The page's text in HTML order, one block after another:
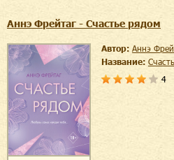
Аннэ Фрейтаг - Счастье рядом
Автор:
Аннэ
Название:
4